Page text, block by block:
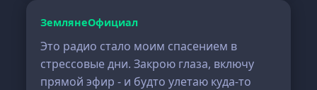
ЗемлянеОфициал
Это радио стало моим спасением в
стрессовые дни. Закрою глаза, включу
прямой эфир - и будто улетаю куда-то